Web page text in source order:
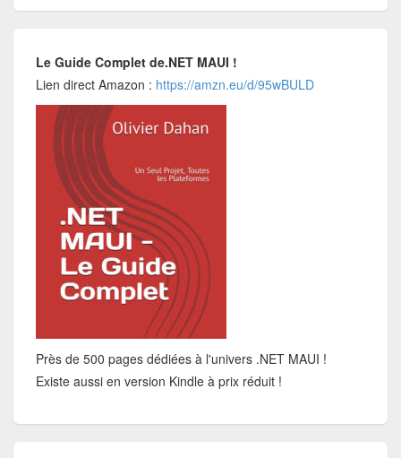
Le Guide Complet de.NET MAUI !
Lien direct Amazon : https://amzn.eu/d/95wBULD
Près de 500 pages dédiées à l'univers .NET MAUI !
Existe aussi en version Kindle à prix réduit !